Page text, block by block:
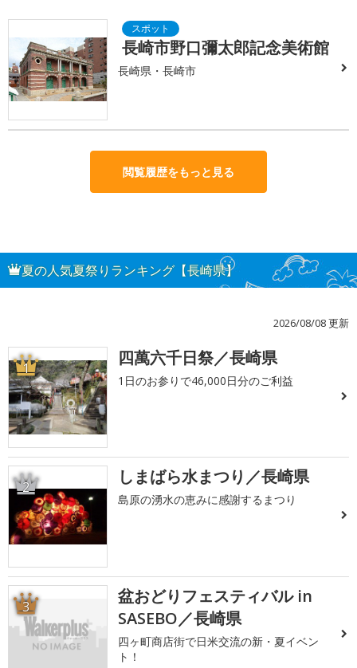
長崎市野口彌太郎記念美術館
長崎県・長崎市
閲覧履歴をもっと見る
夏の人気夏祭りランキング【長崎県】
2026/08/08 更新
1 四萬六千日祭／長崎県
1日のお参りで46,000日分のご利益
2 しまばら水まつり／長崎県
島原の湧水の恵みに感謝するまつり
3
盆おどりフェスティバル in
SASEBO／長崎県
四ヶ町商店街で日米交流の新・夏イベン
ト！